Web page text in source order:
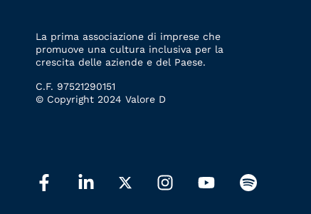
La prima associazione di imprese che
promuove una cultura inclusiva per la
crescita delle aziende e del Paese.
C.F. 97521290151
© Copyright 2024 Valore D